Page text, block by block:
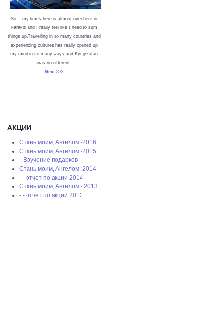
So… my times here is almost over here in
karakol and I really feel like I need to sum
things up.Travelling in so many countries and
experiencing cultures has really opened up
my mind in so many ways and Kyrgyzstan
was no different.
Next >>>
АКЦИИ
Стань моим, Ангелом -2016
Стань моим, Ангелом -2015
--Вручение подарков
Стань моим, Ангелом -2014
- - отчет по акции 2014
Стань моим, Ангелом - 2013
- - отчет по акции 2013